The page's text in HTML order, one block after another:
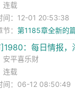
连载
间：12-01 20:53:38
节：第1185章全新的
：每日情报，
安平喜乐财
连载
间：06-12 08:50:49